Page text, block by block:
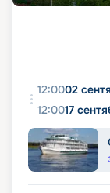
12:0002
12:0017